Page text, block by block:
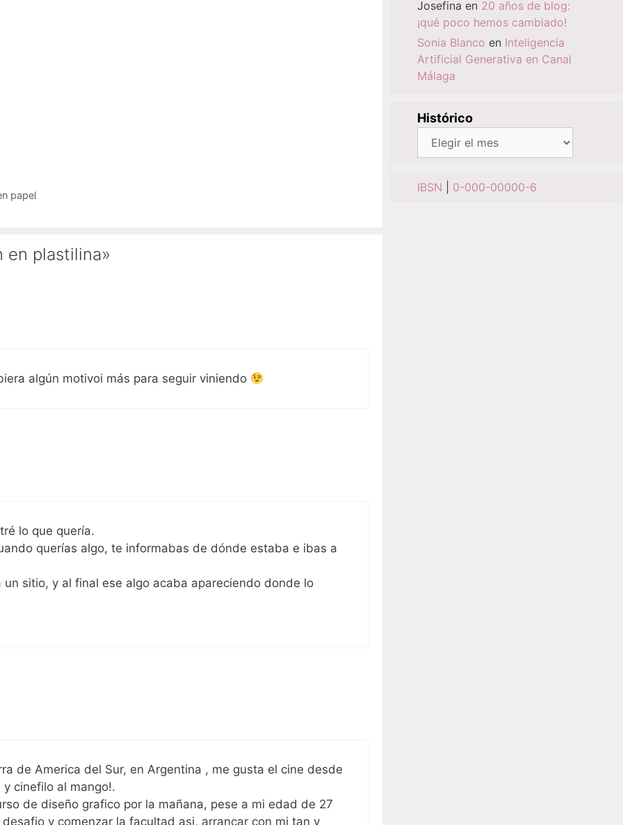
papel
en plastilina»
algún motivoi más para seguir viniendo
lo que quería.
querías algo, te informabas de dónde estaba e ibas a
sitio, y al final ese algo acaba apareciendo donde lo
de America del Sur, en Argentina , me gusta el cine desde
cinefilo al mango!.
de diseño grafico por la mañana, pese a mi edad de 27
y comenzar la facultad asi, arrancar con mi tan y
Josefina en 20 años de blog:
¡qué poco hemos cambiado!
Sonia Blanco en Inteligencia
Artificial Generativa en Canal
Málaga
Histórico
Histórico
IBSN 0-000-00000-6